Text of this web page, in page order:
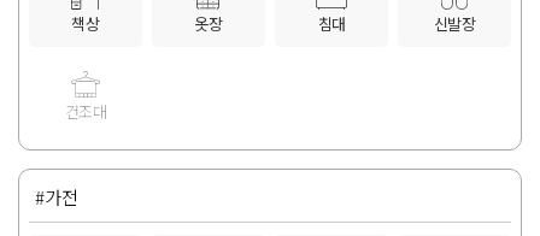
책상 옷장 침대 신발장
건조대
#가전